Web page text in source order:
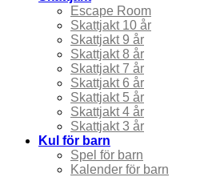
Escape Room
Skattjakt 10 år
Skattjakt 9 år
Skattjakt 8 år
Skattjakt 7 år
Skattjakt 6 år
Skattjakt 5 år
Skattjakt 4 år
Skattjakt 3 år
Kul för barn
Spel för barn
Kalender för barn